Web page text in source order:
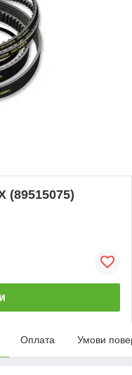
(89515075)
Оплата Умови